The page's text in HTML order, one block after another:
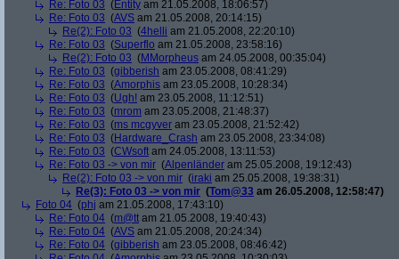
Re: Foto 03 (Entity am 21.05.2008, 18:06:57)
Re: Foto 03 (AVS am 21.05.2008, 20:14:15)
Re(2): Foto 03 (4helli am 21.05.2008, 22:20:10)
Re: Foto 03 (Superflo am 21.05.2008, 23:58:16)
Re(2): Foto 03 (MMorpheus am 24.05.2008, 00:35:04)
Re: Foto 03 (gibberish am 23.05.2008, 08:41:29)
Re: Foto 03 (Amorphis am 23.05.2008, 10:28:34)
Re: Foto 03 (Ugh! am 23.05.2008, 11:12:51)
Re: Foto 03 (mrom am 23.05.2008, 21:48:37)
Re: Foto 03 (ms mcgyver am 23.05.2008, 21:52:42)
Re: Foto 03 (Hardware_Crash am 23.05.2008, 23:34:08)
Re: Foto 03 (CWsoft am 24.05.2008, 13:11:53)
Re: Foto 03 -> von mir (Alpenländer am 25.05.2008, 19:12:43)
Re(2): Foto 03 -> von mir (iraki am 25.05.2008, 19:38:31)
Re(3): Foto 03 -> von mir (Tom@33 am 26.05.2008, 12:58:47)
Foto 04 (phj am 21.05.2008, 17:43:10)
Re: Foto 04 (m@tt am 21.05.2008, 19:40:43)
Re: Foto 04 (AVS am 21.05.2008, 20:24:34)
Re: Foto 04 (gibberish am 23.05.2008, 08:46:42)